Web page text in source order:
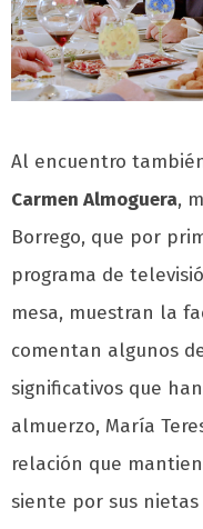
Al encuentro
Carmen Almoguera,
Borrego, que por
programa de
mesa, muestran la
comentan algunos
significativos que
almuerzo, María
relación que
siente por sus